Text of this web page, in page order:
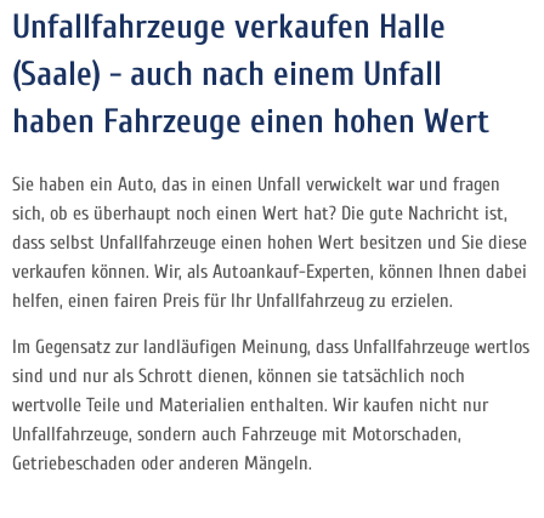
Unfallfahrzeuge verkaufen Halle
(Saale) - auch nach einem Unfall
haben Fahrzeuge einen hohen Wert
Sie haben ein Auto, das in einen Unfall verwickelt war und fragen
sich, ob es überhaupt noch einen Wert hat? Die gute Nachricht ist,
dass selbst Unfallfahrzeuge einen hohen Wert besitzen und Sie diese
verkaufen können. Wir, als Autoankauf-Experten, können Ihnen dabei
helfen, einen fairen Preis für Ihr Unfallfahrzeug zu erzielen.
Im Gegensatz zur landläufigen Meinung, dass Unfallfahrzeuge wertlos
sind und nur als Schrott dienen, können sie tatsächlich noch
wertvolle Teile und Materialien enthalten. Wir kaufen nicht nur
Unfallfahrzeuge, sondern auch Fahrzeuge mit Motorschaden,
Getriebeschaden oder anderen Mängeln.